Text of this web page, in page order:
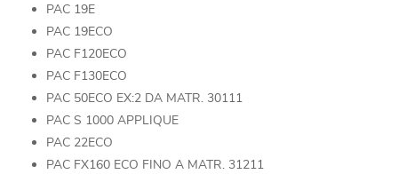
PAC 19E
PAC 19ECO
PAC F120ECO
PAC F130ECO
PAC 50ECO EX:2 DA MATR. 30111
PAC S 1000 APPLIQUE
PAC 22ECO
PAC FX160 ECO FINO A MATR. 31211